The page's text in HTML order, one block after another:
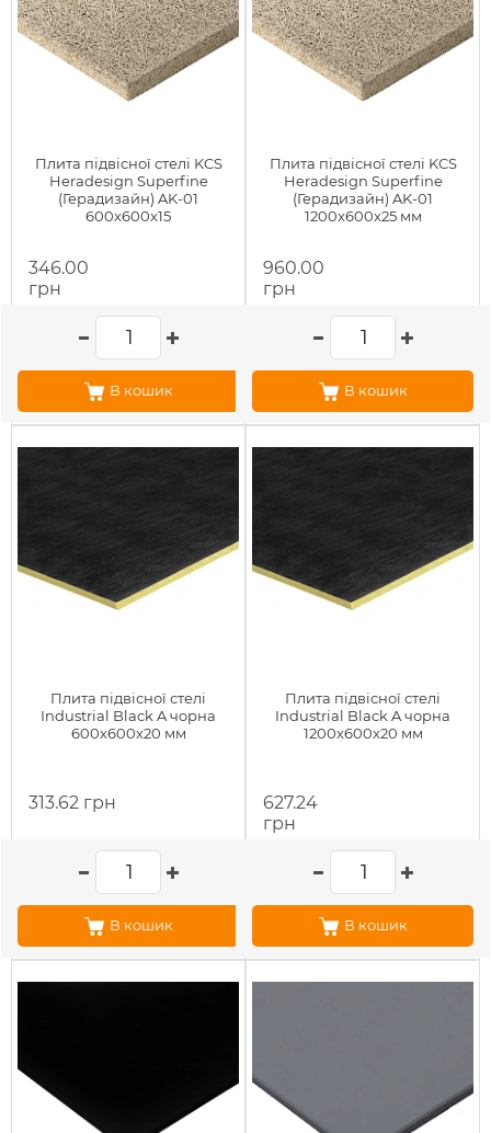
Плита підвісної стелі KCS
Heradesign Superfine
(Герадизайн) AK-01
600x600x15
346.00
грн
В кошик
Плита підвісної стелі KCS
Heradesign Superfine
(Герадизайн) AK-01
1200x600x25 мм
960.00
грн
В кошик
Плита підвісної стелі
Industrial Black A чорна
600х600х20 мм
313.62 грн
В кошик
Плита підвісної стелі
Industrial Black A чорна
1200х600х20 мм
627.24
грн
В кошик